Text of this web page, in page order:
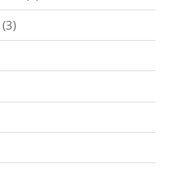
(3)